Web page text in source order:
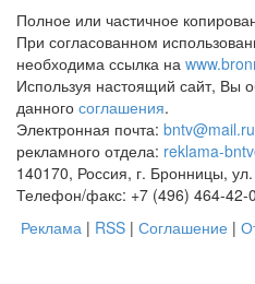
Полное или частичное
При согласованном
необходима ссылка на
Используя настоящий сайт, Вы
данного соглашения.
Электронная почта:
рекламного отдела: reklama-
140170, Россия, г. Бронницы,
Телефон/факс: +7 (496) 464-42-
Реклама | RSS | Соглашение |